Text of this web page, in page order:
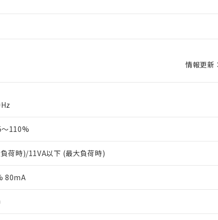
情報更
～110%
荷時)/11VA以下 (最大負荷時)
80mA